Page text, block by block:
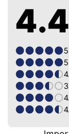
4.4